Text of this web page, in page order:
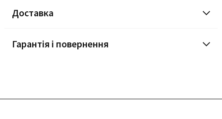
Доставка
Гарантія і повернення